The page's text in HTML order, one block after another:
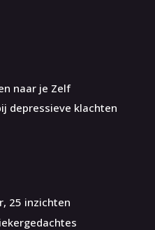
naar je Zelf
depressieve klachten
25 inzichten